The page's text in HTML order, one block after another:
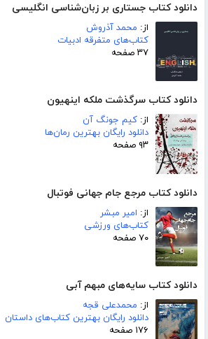
دانلود کتاب جستاری بر زبان‌شناسی انگلیسی
از: محمد آذروش
کتاب‌های متفرقه ادبیات
۳۷ صفحه
دانلود کتاب سرگذشت ملکه اینهیون
از: کیم جونگ آن
دانلود رایگان بهترین رمان‌ها
۹۳ صفحه
دانلود کتاب مرجع جام جهانی فوتبال
از: امیر مبشر
کتاب‌های ورزشی
۷۰ صفحه
دانلود کتاب سایه‌های مبهم آبی
از: محمدعلی قجه
دانلود رایگان بهترین کتاب‌های داستان
۱۷۶ صفحه